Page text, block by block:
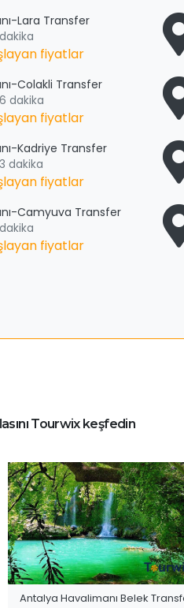
Lara Transfer
fiyatlar
Colakli Transfer
dakika
fiyatlar
Kadriye Transfer
dakika
fiyatlar
Camyuva Transfer
fiyatlar
Tourwix keşfedin
Antalya Havalimanı Belek